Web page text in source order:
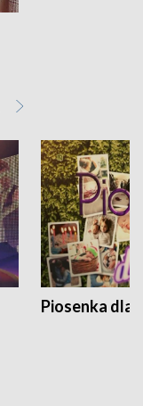
Piosenka dla